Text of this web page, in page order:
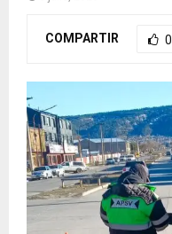
COMPARTIR 0